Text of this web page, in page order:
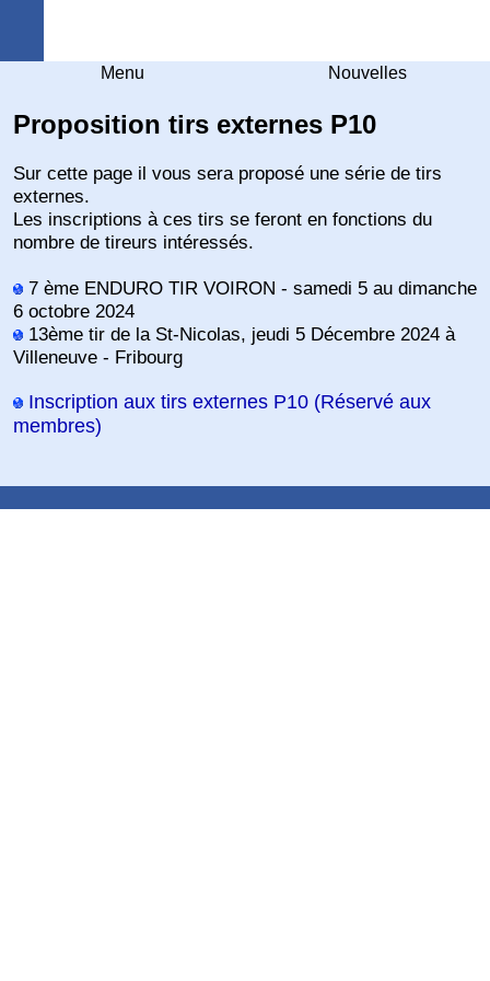
Menu Nouvelles
Proposition tirs externes P10
Sur cette page il vous sera proposé une série de tirs
externes.
Les inscriptions à ces tirs se feront en fonctions du
nombre de tireurs intéressés.
7 ème ENDURO TIR VOIRON - samedi 5 au dimanche
6 octobre 2024
13ème tir de la St-Nicolas, jeudi 5 Décembre 2024 à
Villeneuve - Fribourg
Inscription aux tirs externes P10 (Réservé aux
membres)